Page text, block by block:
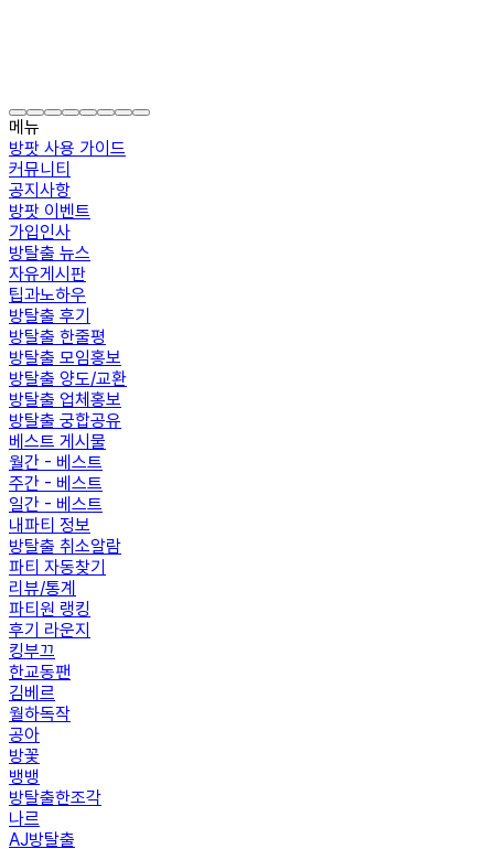
메뉴
방팟 사용 가이드
커뮤니티
공지사항
방팟 이벤트
가입인사
방탈출 뉴스
자유게시판
팁과노하우
방탈출 후기
방탈출 한줄평
방탈출 모임홍보
방탈출 양도/교환
방탈출 업체홍보
방탈출 궁합공유
베스트 게시물
월간 - 베스트
주간 - 베스트
일간 - 베스트
내파티 정보
방탈출 취소알람
파티 자동찾기
리뷰/통계
파티원 랭킹
후기 라운지
킹부끄
한교동팬
김베르
월하독작
공아
방꽃
뱅뱅
방탈출한조각
나르
AJ방탈출